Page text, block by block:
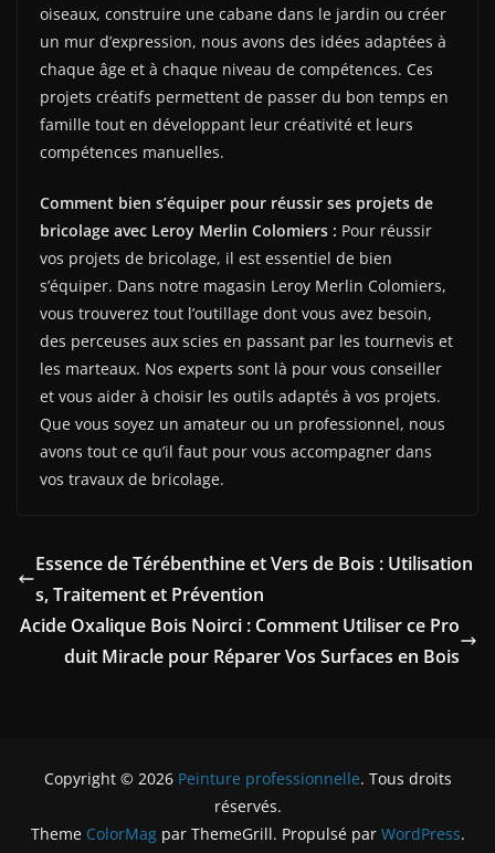
oiseaux, construire une cabane dans le jardin ou créer
un mur d’expression, nous avons des idées adaptées à
chaque âge et à chaque niveau de compétences. Ces
projets créatifs permettent de passer du bon temps en
famille tout en développant leur créativité et leurs
compétences manuelles.
Comment bien s’équiper pour réussir ses projets de
bricolage avec Leroy Merlin Colomiers : Pour réussir
vos projets de bricolage, il est essentiel de bien
s’équiper. Dans notre magasin Leroy Merlin Colomiers,
vous trouverez tout l’outillage dont vous avez besoin,
des perceuses aux scies en passant par les tournevis et
les marteaux. Nos experts sont là pour vous conseiller
et vous aider à choisir les outils adaptés à vos projets.
Que vous soyez un amateur ou un professionnel, nous
avons tout ce qu’il faut pour vous accompagner dans
vos travaux de bricolage.
Essence de Térébenthine et Vers de Bois : Utilisation
s, Traitement et Prévention
Acide Oxalique Bois Noirci : Comment Utiliser ce Pro
duit Miracle pour Réparer Vos Surfaces en Bois
Copyright © 2026 Peinture professionnelle. Tous droits
réservés.
Theme ColorMagpar ThemeGrill. Propulsé par WordPress.